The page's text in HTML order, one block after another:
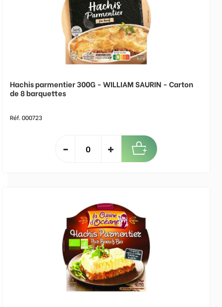
Hachis parmentier 300G - WILLIAM SAURIN - Carton
de 8 barquettes
Réf. 000723